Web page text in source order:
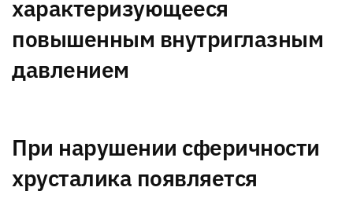
характеризующееся
повышенным внутриглазным
давлением
При нарушении сферичности
хрусталика появляется